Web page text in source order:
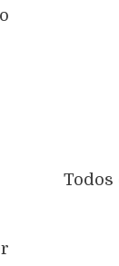
Todos